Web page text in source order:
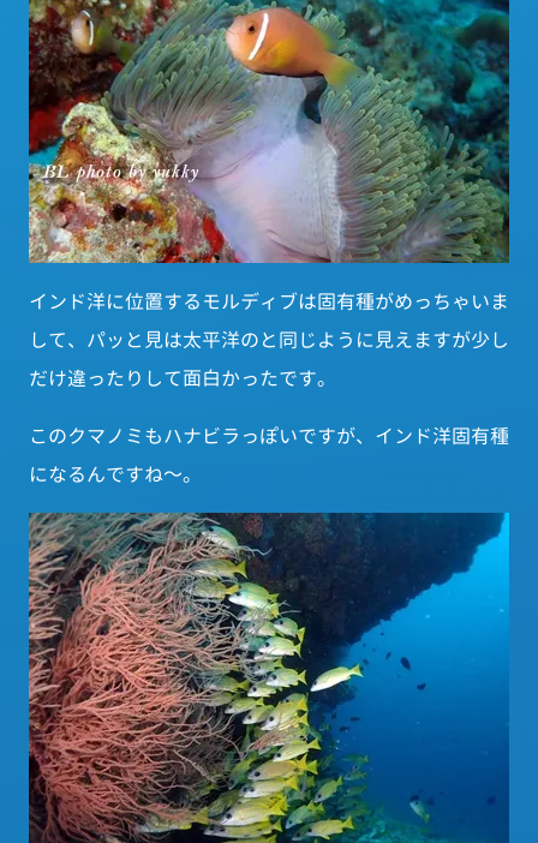
インド洋に位置するモルディブは固有種がめっちゃいま
して、パッと見は太平洋のと同じように見えますが少し
だけ違ったりして面白かったです。
このクマノミもハナビラっぽいですが、インド洋固有種
になるんですね～。